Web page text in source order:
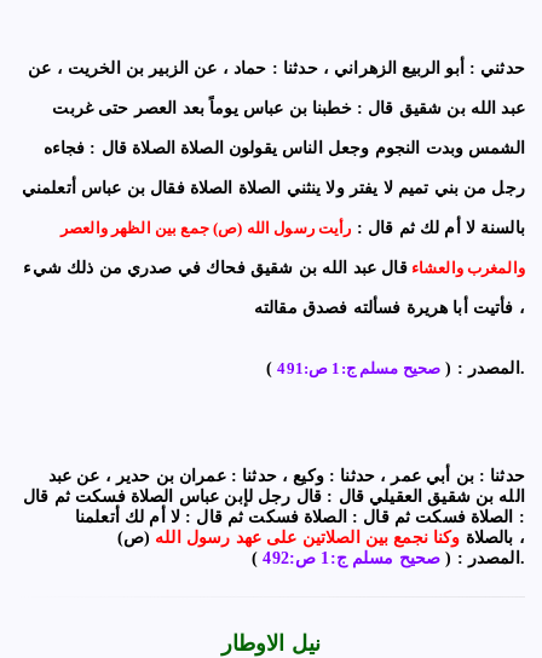
حدثني : أبو الربيع الزهراني ، حدثنا : حماد ، عن الزبير بن الخريت ، عن
عبد الله بن شقيق قال : خطبنا بن عباس يوماً بعد العصر حتى غربت
الشمس وبدت النجوم وجعل الناس يقولون الصلاة الصلاة قال : فجاءه
رجل من بني تميم لا يفتر ولا ينثني الصلاة الصلاة فقال بن عباس أتعلمني
بالسنة لا أم لك ثم قال : رأيت رسول الله (ص) جمع بين الظهر والعصر
والمغرب والعشاءقال عبد الله بن شقيق فحاك في صدري من ذلك شيء
فأتيت أبا هريرة فسألته فصدق مقالته ،
المصدر : ( صحيح مسلم ج:1 ص:491 ).
حدثنا : بن أبي عمر ، حدثنا : وكيع ، حدثنا : عمران بن حدير ، عن عبد
الله بن شقيق العقيلي قال : قال رجل لإبن عباس الصلاة فسكت ثم قال
: الصلاة فسكت ثم قال : الصلاة فسكت ثم قال : لا أم لك أتعلمنا
بالصلاة وكنا نجمع بين الصلاتين على عهد رسول الله
(ص) ،
المصدر : ( صحيح مسلم ج:1 ص:492 ).
نيل الاوطار